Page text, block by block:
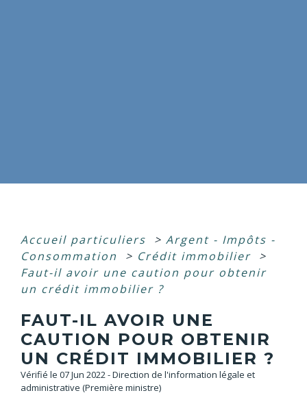
Accueil particuliers > Argent - Impôts -
Consommation
> Crédit immobilier >
Faut-il avoir une caution pour obtenir
un crédit immobilier ?
FAUT-IL AVOIR UNE
CAUTION POUR OBTENIR
UN CRÉDIT IMMOBILIER ?
Vérifié le 07 Jun 2022 - Direction de l'information légale et
administrative (Première ministre)